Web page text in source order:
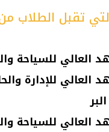
العالي للسياحة
العالي للإدارة
العالي للسياحة